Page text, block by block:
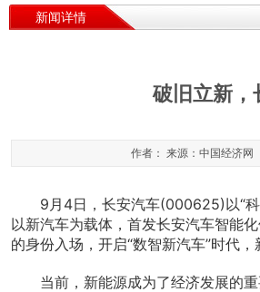
破旧立新，
作者： 来源：中国经济
9月4日，长安汽车(000625)以“
以新汽车为载体，首发长安汽车智能
的身份入场，开启“数智新汽车”时代，
当前，新能源成为了经济发展的
新闻详情